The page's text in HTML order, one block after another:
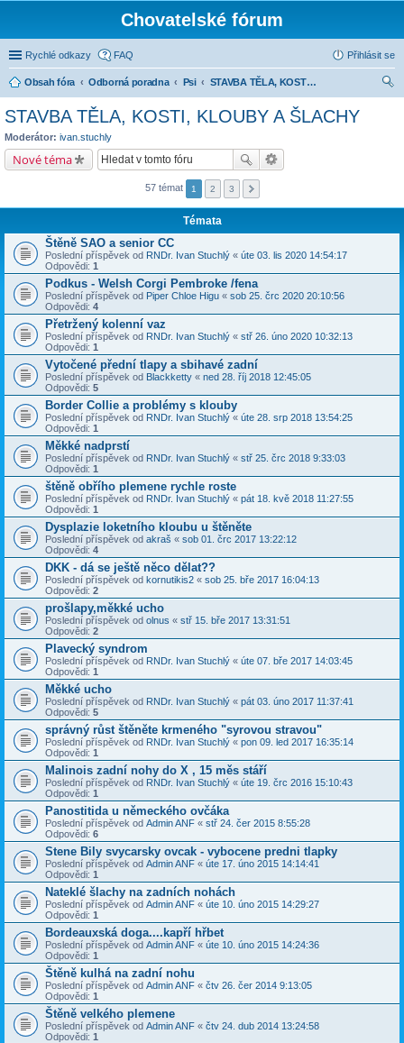
Chovatelské fórum
Rychlé odkazy FAQ Přihlásit se
Obsah fóra Odborná poradna Psi
STAVBA TĚLA, KOSTI, KLOUBY A ŠLACHY
STAVBA TĚLA, KOSTI, KLOUBY A ŠLACHY
Moderátor: ivan.stuchly
Nové téma
57 témat 1 2 3
Témata
Štěně SAO a senior CC
Poslední příspěvek od RNDr. Ivan Stuchlý « úte 03. lis 2020 14:54:17
Odpovědi: 1
Podkus - Welsh Corgi Pembroke /fena
Poslední příspěvek od Piper Chloe Higu « sob 25. črc 2020 20:10:56
Odpovědi: 4
Přetržený kolenní vaz
Poslední příspěvek od RNDr. Ivan Stuchlý « stř 26. úno 2020 10:32:13
Odpovědi: 1
Vytočené přední tlapy a sbihavé zadní
Poslední příspěvek od Blackketty « ned 28. říj 2018 12:45:05
Odpovědi: 5
Border Collie a problémy s klouby
Poslední příspěvek od RNDr. Ivan Stuchlý « úte 28. srp 2018 13:54:25
Odpovědi: 1
Měkké nadprstí
Poslední příspěvek od RNDr. Ivan Stuchlý « stř 25. črc 2018 9:33:03
Odpovědi: 1
štěně obřího plemene rychle roste
Poslední příspěvek od RNDr. Ivan Stuchlý « pát 18. kvě 2018 11:27:55
Odpovědi: 1
Dysplazie loketního kloubu u štěněte
Poslední příspěvek od akraš « sob 01. črc 2017 13:22:12
Odpovědi: 4
DKK - dá se ještě něco dělat??
Poslední příspěvek od kornutikis2 « sob 25. bře 2017 16:04:13
Odpovědi: 2
prošlapy,měkké ucho
Poslední příspěvek od olnus « stř 15. bře 2017 13:31:51
Odpovědi: 2
Plavecký syndrom
Poslední příspěvek od RNDr. Ivan Stuchlý « úte 07. bře 2017 14:03:45
Odpovědi: 1
Měkké ucho
Poslední příspěvek od RNDr. Ivan Stuchlý « pát 03. úno 2017 11:37:41
Odpovědi: 5
správný růst štěněte krmeného "syrovou stravou"
Poslední příspěvek od RNDr. Ivan Stuchlý « pon 09. led 2017 16:35:14
Odpovědi: 1
Malinois zadní nohy do X , 15 měs stáří
Poslední příspěvek od RNDr. Ivan Stuchlý « úte 19. črc 2016 15:10:43
Odpovědi: 1
Panostitida u německého ovčáka
Poslední příspěvek od Admin ANF « stř 24. čer 2015 8:55:28
Odpovědi: 6
Stene Bily svycarsky ovcak - vybocene predni tlapky
Poslední příspěvek od Admin ANF « úte 17. úno 2015 14:14:41
Odpovědi: 1
Nateklé šlachy na zadních nohách
Poslední příspěvek od Admin ANF « úte 10. úno 2015 14:29:27
Odpovědi: 1
Bordeauxská doga....kapří hřbet
Poslední příspěvek od Admin ANF « úte 10. úno 2015 14:24:36
Odpovědi: 1
Štěně kulhá na zadní nohu
Poslední příspěvek od Admin ANF « čtv 26. čer 2014 9:13:05
Odpovědi: 1
Štěně velkého plemene
Poslední příspěvek od Admin ANF « čtv 24. dub 2014 13:24:58
Odpovědi: 1